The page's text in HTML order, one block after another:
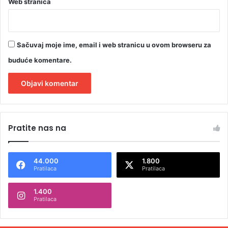
a
Sačuvaj moje ime, email i web stranicu u ovom browseru za
buduće komentare.
t
n
t
Pratite nas na
44.000
Pratilaca
1.800
Pratilaca
1.400
Pratilaca